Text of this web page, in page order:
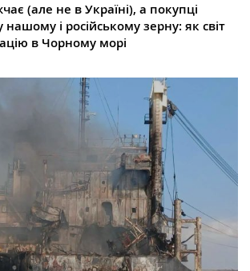
(але не в Україні), а покупці
і російському зерну: як світ
в Чорному морі